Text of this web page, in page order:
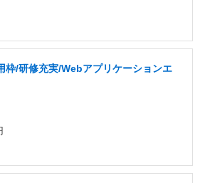
枠/研修充実/Webアプリケーションエ